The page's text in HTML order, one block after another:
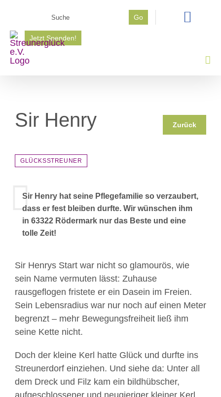
springen
Go
Jetzt Spenden!
Sir Henry Zurück
GLÜCKSSTREUNER
Sir Henry hat seine Pflegefamilie so verzaubert,
dass er fest bleiben durfte. Wir wünschen ihm
in 63322 Rödermark nur das Beste und eine
tolle Zeit!
Sir Henrys Start war nicht so glamourös, wie
sein Name vermuten lässt: Zuhause
rausgeflogen fristete er ein Dasein im Freien.
Sein Lebensradius war nur noch auf einen Meter
begrenzt – mehr Bewegungsfreiheit ließ ihm
seine Kette nicht.
Doch der kleine Kerl hatte Glück und durfte ins
Streunerdorf einziehen. Und siehe da: Unter all
dem Dreck und Filz kam ein bildhübscher,
aufgeschlossener und neugieriger kleiner Kerl